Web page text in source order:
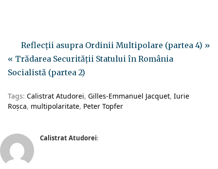
Reflecții asupra Ordinii Multipolare (partea 4) »
« Trădarea Securității Statului în România
Socialistă (partea 2)
Tags: Calistrat Atudorei Gilles-Emmanuel Jacquet Iurie
Roșca multipolaritate Peter Topfer
Calistrat Atudorei: